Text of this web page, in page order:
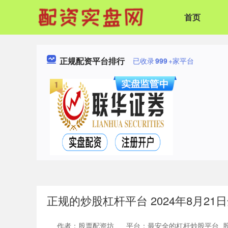
首页
正规配资平台排行 已收录999+家平台
正规的炒股杠杆平台 2024年8月21
作者：股票配资坊 平台：最安全的杠杆炒股平台_